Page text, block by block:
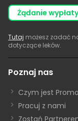
żądanie wypłaty
Tutaj możesz zadać
dotyczące leków.
Poznaj nas
Czym jest
Pracuj z nami
Zostań